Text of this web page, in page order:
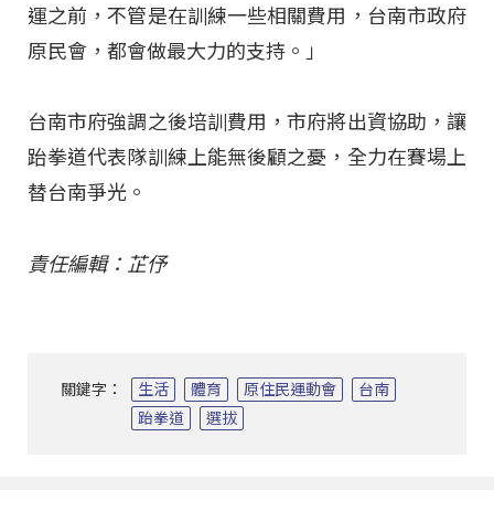
運之前，不管是在訓練一些相關費用，台南市政府
原民會，都會做最大力的支持。」
台南市府強調之後培訓費用，市府將出資協助，讓
跆拳道代表隊訓練上能無後顧之憂，全力在賽場上
替台南爭光。
責任編輯：芷伃
關鍵字： 生活 體育 原住民運動會
台南
跆拳道
選拔